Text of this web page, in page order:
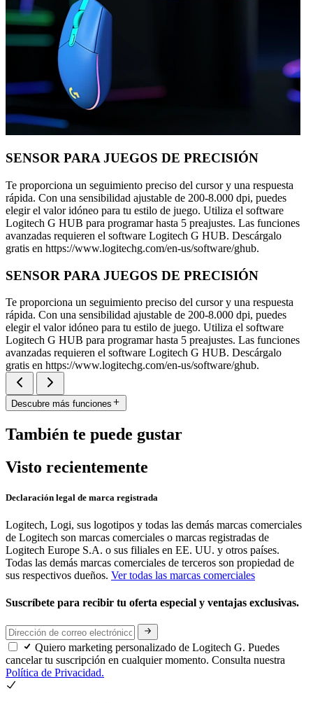
SENSOR PARA JUEGOS DE PRECISIÓN
Te proporciona un seguimiento preciso del cursor y una respuesta
rápida. Con una sensibilidad ajustable de 200-8.000 dpi, puedes
elegir el valor idóneo para tu estilo de juego. Utiliza el software
Logitech G HUB para programar hasta 5 preajustes. Las funciones
avanzadas requieren el software Logitech G HUB. Descárgalo
gratis en https://www.logitechg.com/en-us/software/ghub.
SENSOR PARA JUEGOS DE PRECISIÓN
Te proporciona un seguimiento preciso del cursor y una respuesta
rápida. Con una sensibilidad ajustable de 200-8.000 dpi, puedes
elegir el valor idóneo para tu estilo de juego. Utiliza el software
Logitech G HUB para programar hasta 5 preajustes. Las funciones
avanzadas requieren el software Logitech G HUB. Descárgalo
gratis en https://www.logitechg.com/en-us/software/ghub.
Descubre más funciones
También te puede gustar
Visto recientemente
Declaración legal de marca registrada
Logitech, Logi, sus logotipos y todas las demás marcas comerciales
de Logitech son marcas comerciales o marcas registradas de
Logitech Europe S.A. o sus filiales en EE. UU. y otros países.
Todas las demás marcas comerciales de terceros son propiedad de
sus respectivos dueños. Ver todas las marcas comerciales
Suscríbete para recibir tu oferta especial y ventajas exclusivas.
Quiero marketing personalizado de Logitech G. Puedes
cancelar tu suscripción en cualquier momento. Consulta nuestra
Política de Privacidad.